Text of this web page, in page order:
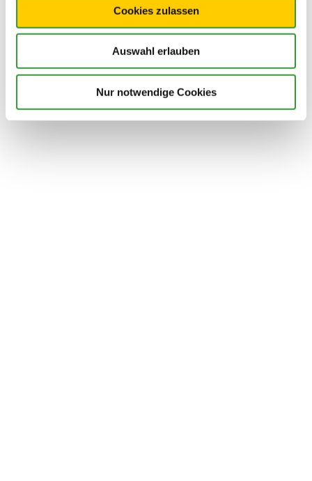
Cookies zulassen
Auswahl erlauben
Nur notwendige Cookies